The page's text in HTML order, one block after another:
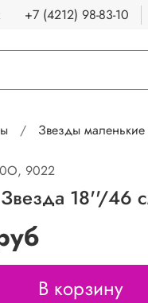
+7 (4212) 98-83-10
Звезды маленькие
9022
18''/46
В корзину